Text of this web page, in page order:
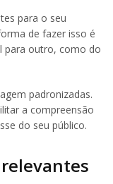
para o seu
de fazer isso é
para outro, como do
padronizadas.
a compreensão
do seu público.